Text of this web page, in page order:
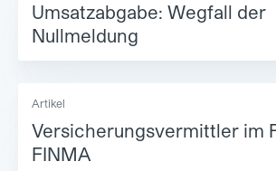
Umsatzabgabe: Wegfall der
Nullmeldung
Artikel
Versicherungsvermittler im
FINMA